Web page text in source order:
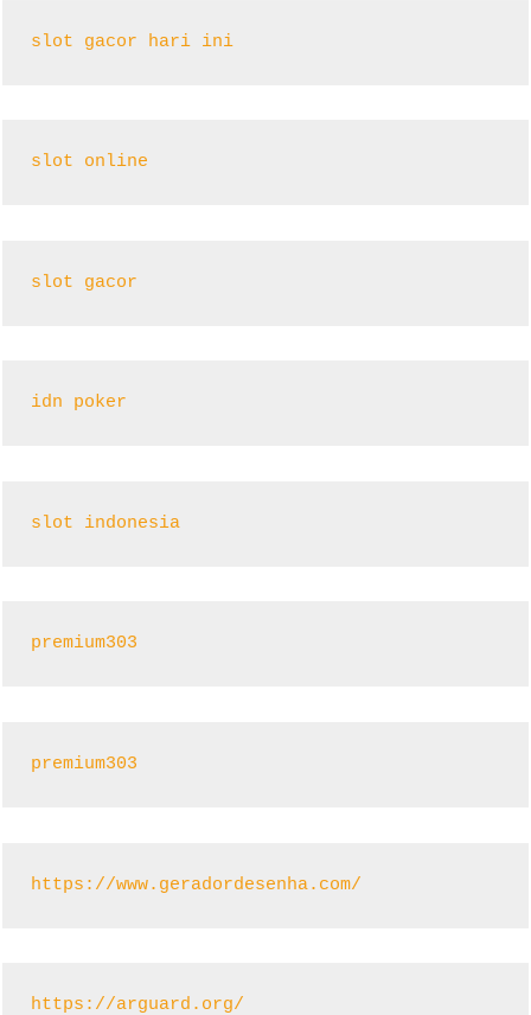
slot gacor hari ini
slot online
slot gacor
idn poker
slot indonesia
premium303
premium303
https://www.geradordesenha.com/
https://arguard.org/